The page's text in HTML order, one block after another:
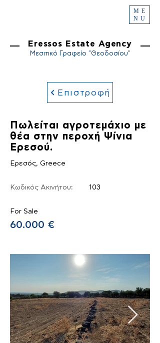
Eressos Estate Agency
Μεσιτικό Γραφείο "Θεοδοσίου"
ME
NU
Επιστροφή
Πωλείται αγροτεμάχιο με
θέα στην περοχή Ψίνια
Ερεσού.
Ερεσός, Greece
Κωδικός Ακινήτου: 103
For Sale
60.000 €